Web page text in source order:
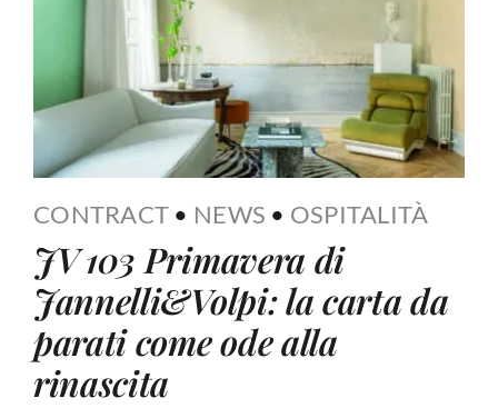
CONTRACT • NEWS • OSPITALITÀ
JV 103 Primavera di
Jannelli&Volpi: la carta da
parati come ode alla
rinascita